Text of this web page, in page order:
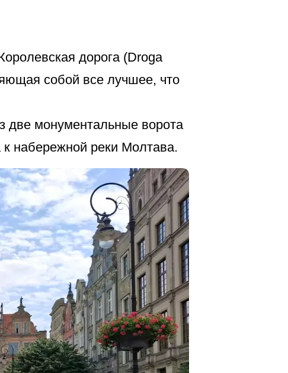
дорога (Droga
собой все лучшее, что
две монументальные ворота
к набережной реки Молтава.